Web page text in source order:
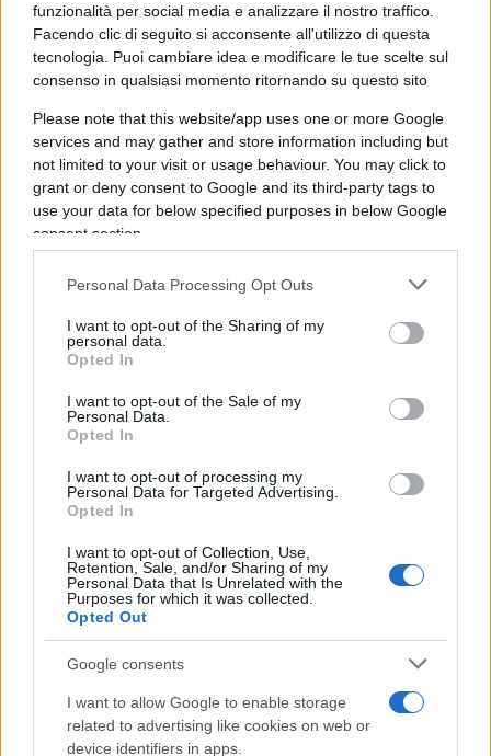
funzionalità per social media e analizzare il nostro traffico.
Facendo clic di seguito si acconsente all'utilizzo di questa
tecnologia. Puoi cambiare idea e modificare le tue scelte sul
consenso in qualsiasi momento ritornando su questo sito
Please note that this website/app uses one or more Google
services and may gather and store information including but
not limited to your visit or usage behaviour. You may click to
grant or deny consent to Google and its third-party tags to
use your data for below specified purposes in below Google
consent section.
Personal Data Processing Opt Outs
I want to opt-out of the Sharing of my
personal data.
Opted In
I want to opt-out of the Sale of my
Personal Data.
Opted In
I want to opt-out of processing my
Personal Data for Targeted Advertising.
Opted In
I want to opt-out of Collection, Use,
Retention, Sale, and/or Sharing of my
Personal Data that Is Unrelated with the
Purposes for which it was collected.
Opted Out
Google consents
I want to allow Google to enable storage
related to advertising like cookies on web or
device identifiers in apps.
necessario per ammettere che stai per perdere’. E
stiamo effettivamente perdendo in Ucraina e
voi vi comportate come se non sia così – ha
cambiare la strategia, che è perdente. Propongo
che riflettiate. Ci deve essere un’attività
diplomatica e una comunicazione diretta o
indiretta. Se si trascina il conflitto ci saranno
sempre più morti, migliaia di morti. Con questa
strategia non ci sarà la pace, dovete schierarvi al
Le reazioni di Von der Leyen
Le posizioni di Orban hanno provocato reazioni
Europeaa vari politici europei, sono emerse
preoccupazioni per le sue affermazioni
sull’immigrazione e sul rapporto con la Russia.
Parole di fuoco, quelle di Ursula: “Il mondo è stato
testimone delle atrocità russe in Ucraina – ha
detto in aula – Ma c’è ancora chi dà la colpa della
guerra non all’invasore ma all’invaso. Non alla
voglia di potere di Putin ma di libertà del popolo
ucraino. Mi domando: sarebbe stata data la colpa